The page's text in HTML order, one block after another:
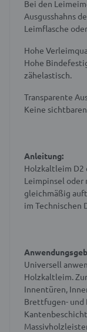
Bei den
Ausgusshahns
Leimflasche
Hohe
Hohe
zähelastisch.
Transparente
Keine
Anleitung:
Holzkaltleim D2
Leimpinsel oder
gleichmäßig
im Technischen
Universell
Holzkaltleim.
Innentüren,
Brettfugen- und